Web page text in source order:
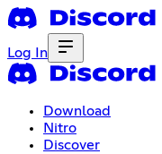
Log In
Download
Nitro
Discover